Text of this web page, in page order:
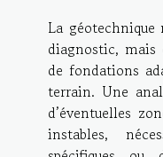
La
diagnostic,
de fondations
terrain. Une
d’éventuelles
instables,